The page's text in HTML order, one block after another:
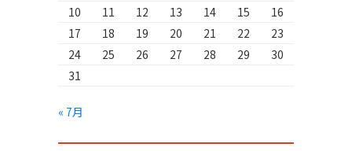
10
11 12 13 14 15
16
17
18 19 20 21 22
23
24
25 26 27 28 29
30
31
« 7月